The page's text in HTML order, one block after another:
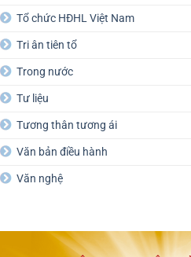
Tổ chức HĐHL Việt Nam
Tri ân tiên tổ
Trong nước
Tư liệu
Tương thân tương ái
Văn bản điều hành
Văn nghệ